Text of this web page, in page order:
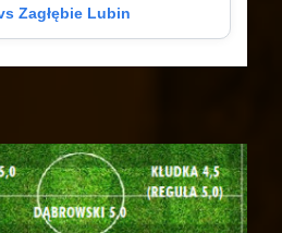
Zagłębie Lubin